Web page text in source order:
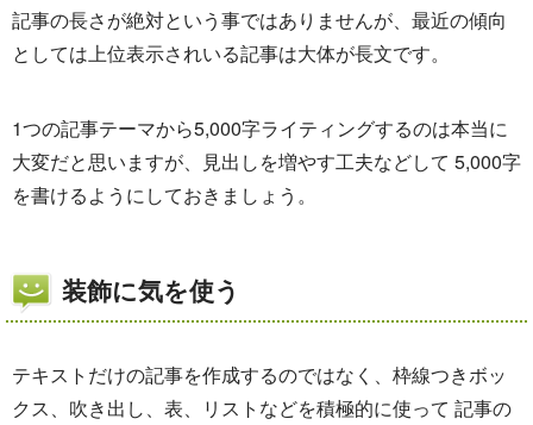
記事の長さが絶対という事ではありませんが、最近の傾向
としては上位表示されいる記事は大体が長文です。
1つの記事テーマから5,000字ライティングするのは本当に
大変だと思いますが、見出しを増やす工夫などして 5,000字
を書けるようにしておきましょう。
装飾に気を使う
テキストだけの記事を作成するのではなく、枠線つきボッ
クス、吹き出し、表、リストなどを積極的に使って 記事の